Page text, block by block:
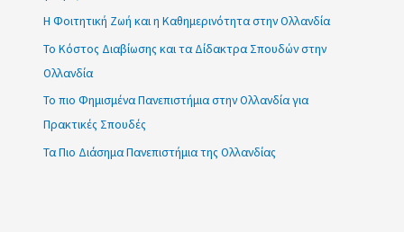
Η Φοιτητική Ζωή και η Καθημερινότητα στην Ολλανδία
Το Κόστος Διαβίωσης και τα Δίδακτρα Σπουδών στην
Ολλανδία
Το πιο Φημισμένα Πανεπιστήμια στην Ολλανδία για
Πρακτικές Σπουδές
Τα Πιο Διάσημα Πανεπιστήμια της Ολλανδίας